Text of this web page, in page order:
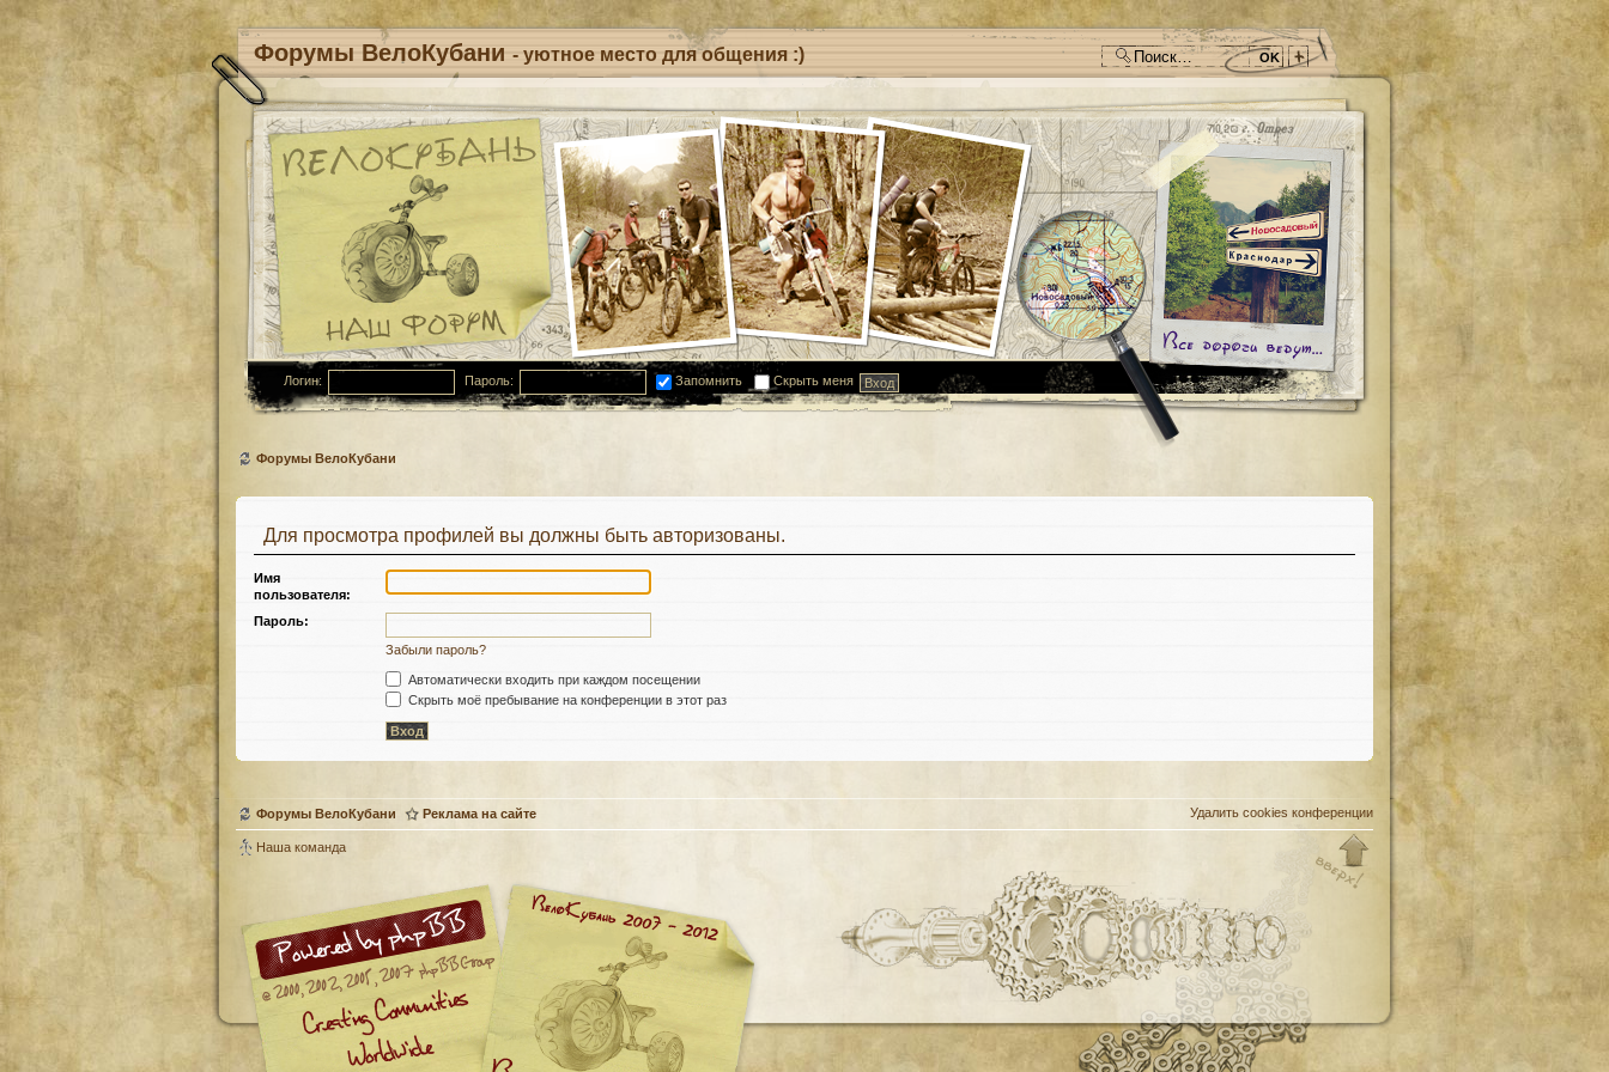
Форумы ВелоКубани - уютное место для общения :)
Логин: Пароль: Запомнить Скрыть меня
Форумы ВелоКубани
Для просмотра профилей вы должны быть авторизованы.
Имя
пользователя:
Пароль:
Забыли пароль?
Автоматически входить при каждом посещении
Скрыть моё пребывание на конференции в этот раз
Форумы ВелоКубани Реклама на сайте Удалить cookies конференции
Наша команда